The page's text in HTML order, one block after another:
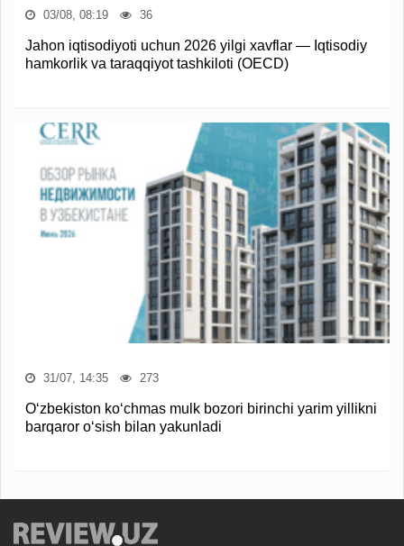
03/08, 08:19 36
Jahon iqtisodiyoti uchun 2026 yilgi xavflar — Iqtisodiy
hamkorlik va taraqqiyot tashkiloti (OECD)
31/07, 14:35 273
O‘zbekiston ko‘chmas mulk bozori birinchi yarim yillikni
barqaror o‘sish bilan yakunladi